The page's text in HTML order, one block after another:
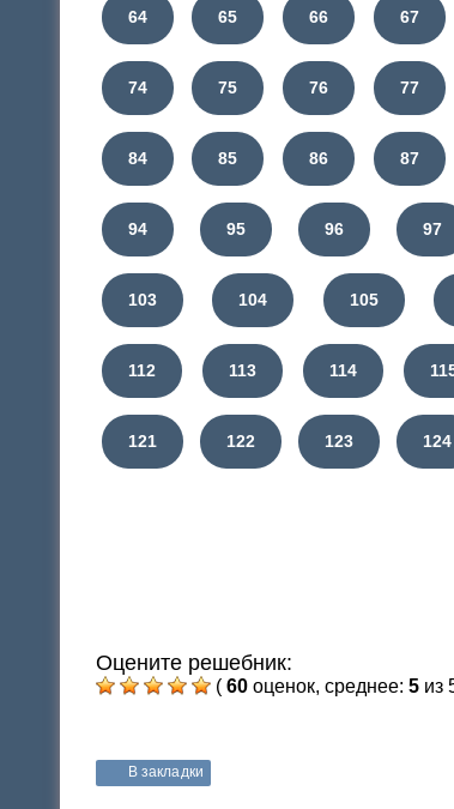
64 65 66 67
74 75 76 77
84 85 86 87
94 95 96 97
103 104 105
112 113 114
121 122 123 124
Оцените решебник:
( 60оценок, среднее: 5из
В закладки